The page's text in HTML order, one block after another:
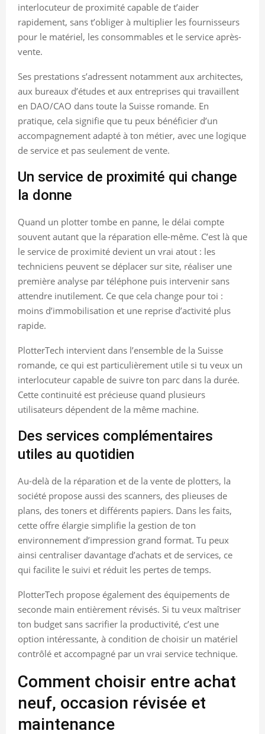
interlocuteur de proximité capable de t’aider
rapidement, sans t’obliger à multiplier les fournisseurs
pour le matériel, les consommables et le service après-
vente.
Ses prestations s’adressent notamment aux architectes,
aux bureaux d’études et aux entreprises qui travaillent
en DAO/CAO dans toute la Suisse romande. En
pratique, cela signifie que tu peux bénéficier d’un
accompagnement adapté à ton métier, avec une logique
de service et pas seulement de vente.
Un service de proximité qui change
la donne
Quand un plotter tombe en panne, le délai compte
souvent autant que la réparation elle-même. C’est là que
le service de proximité devient un vrai atout : les
techniciens peuvent se déplacer sur site, réaliser une
première analyse par téléphone puis intervenir sans
attendre inutilement. Ce que cela change pour toi :
moins d’immobilisation et une reprise d’activité plus
rapide.
PlotterTech intervient dans l’ensemble de la Suisse
romande, ce qui est particulièrement utile si tu veux un
interlocuteur capable de suivre ton parc dans la durée.
Cette continuité est précieuse quand plusieurs
utilisateurs dépendent de la même machine.
Des services complémentaires
utiles au quotidien
Au-delà de la réparation et de la vente de plotters, la
société propose aussi des scanners, des plieuses de
plans, des toners et différents papiers. Dans les faits,
cette offre élargie simplifie la gestion de ton
environnement d’impression grand format. Tu peux
ainsi centraliser davantage d’achats et de services, ce
qui facilite le suivi et réduit les pertes de temps.
PlotterTech propose également des équipements de
seconde main entièrement révisés. Si tu veux maîtriser
ton budget sans sacrifier la productivité, c’est une
option intéressante, à condition de choisir un matériel
contrôlé et accompagné par un vrai service technique.
Comment choisir entre achat
neuf, occasion révisée et
maintenance